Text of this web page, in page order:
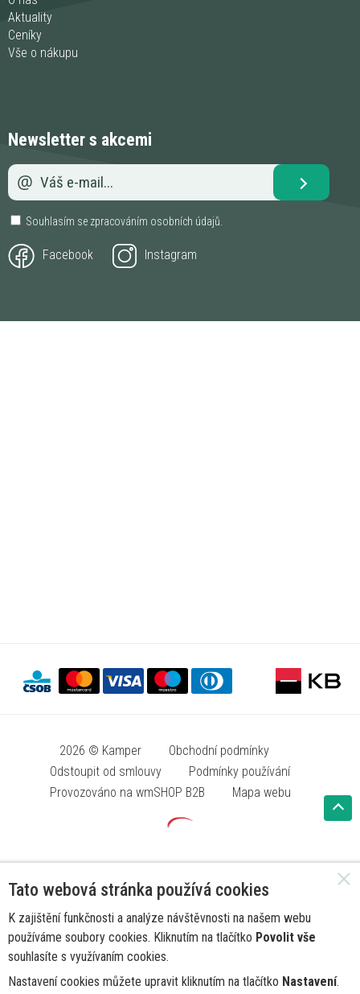
Aktuality
Ceníky
Vše o nákupu
Newsletter s akcemi
Souhlasím se zpracováním osobních údajů.
Facebook Instagram
2026 © Kamper
Obchodní podmínky
Odstoupit od smlouvy
Podmínky používání
Provozováno na wmSHOP B2B
Mapa webu
Tato webová stránka používá cookies
K zajištění funkčnosti a analýze návštěvnosti na našem webu
používáme soubory cookies. Kliknutím na tlačítko Povolit vše
souhlasíte s využívaním cookies.
Nastavení cookies můžete upravit kliknutím na tlačítko Nastavení.